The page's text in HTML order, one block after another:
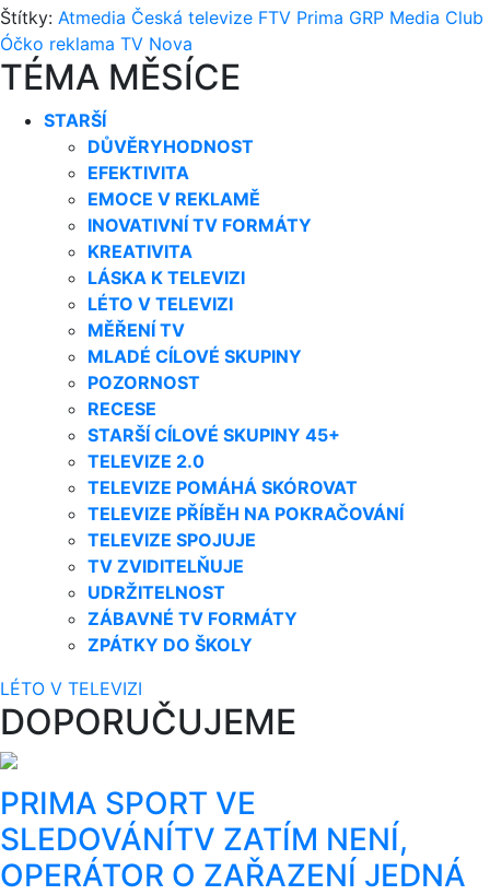
Štítky: Atmedia Česká televize FTV Prima GRP Media Club
Óčko reklama TV Nova
TÉMA MĚSÍCE
STARŠÍ
DŮVĚRYHODNOST
EFEKTIVITA
EMOCE V REKLAMĚ
INOVATIVNÍ TV FORMÁTY
KREATIVITA
LÁSKA K TELEVIZI
LÉTO V TELEVIZI
MĚŘENÍ TV
MLADÉ CÍLOVÉ SKUPINY
POZORNOST
RECESE
STARŠÍ CÍLOVÉ SKUPINY 45+
TELEVIZE 2.0
TELEVIZE POMÁHÁ SKÓROVAT
TELEVIZE PŘÍBĚH NA POKRAČOVÁNÍ
TELEVIZE SPOJUJE
TV ZVIDITELŇUJE
UDRŽITELNOST
ZÁBAVNÉ TV FORMÁTY
ZPÁTKY DO ŠKOLY
LÉTO V TELEVIZI
DOPORUČUJEME
PRIMA SPORT VE
SLEDOVÁNÍTV ZATÍM NENÍ,
OPERÁTOR O ZAŘAZENÍ JEDNÁ